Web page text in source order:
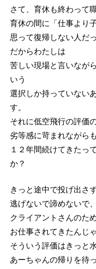
さて、育休も終わって
育休の間に「仕事より
思って復帰しない人だ
だからわたしは
苦しい現場と言いなが
いう
選択しか持っていない
す。
それに低空飛行の評価
劣等感に苛まれながらも
１２年間続けてきたっ
か？
きっと途中で投げ出さ
逃げないで諦めないで
クライアントさんのた
お仕事されてきたんじ
そういう評価はきっと
あーちゃんの帰りを待